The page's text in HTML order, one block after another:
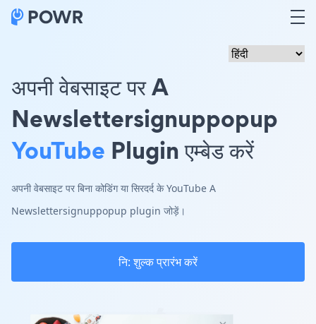
अपनी वेबसाइट पर A
Newslettersignuppopup
YouTube Plugin एम्बेड करें
अपनी वेबसाइट पर बिना कोडिंग या सिरदर्द के YouTube A
Newslettersignuppopup plugin जोड़ें।
नि: शुल्क प्रारंभ करें